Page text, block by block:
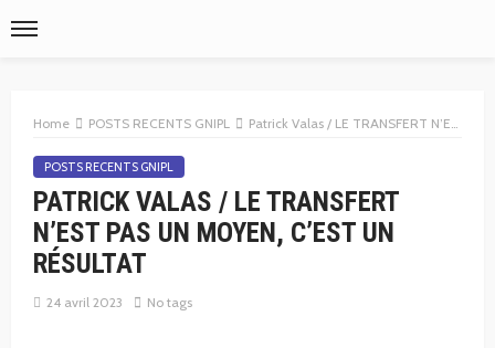
Home POSTS RECENTS GNIPL Patrick Valas / LE TRANSFERT N’EST PAS UN MOYEN, C’EST UN RÉSULTAT
POSTS RECENTS GNIPL
PATRICK VALAS / LE TRANSFERT
N’EST PAS UN MOYEN, C’EST UN
RÉSULTAT
24 avril 2023 No tags